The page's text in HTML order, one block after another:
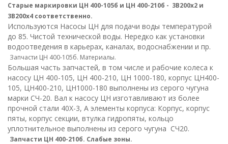
Старые маркировки ЦН 400-105б и ЦН 400-210б - 3В200х2 и
3В200х4 соответственно.
Используются Насосы ЦН для подачи воды температурой
до 85. Чистой технической воды. Нередко как установки
водоотведения в карьерах, каналах, водоснабжении и пр.
Запчасти ЦН 400-105б. Материалы.
Большая часть запчастей, в том числе и рабочие колеса к
насосу ЦН 400-105, ЦН 400-210, ЦН 1000-180, корпус ЦН400-
105, ЦН400-210, ЦН1000-180 выполнены из серого чугуна
марки СЧ-20. Вал к насосу ЦН изготавливают из более
прочной стали 40Х-3, А элементы корпуса: Корпус, корпус
пяты, корпус секции, втулка гидропяты, кольцо
уплотнительное выполнены из серого чугуна СЧ20.
Запчасти ЦН 400-210б. Слабые зоны.